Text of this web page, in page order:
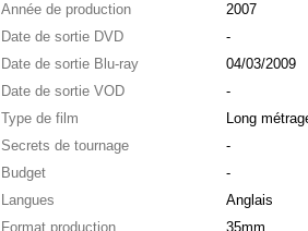
Année de production
2007
Date de sortie DVD
-
Date de sortie Blu-ray
04/03/2009
Date de sortie VOD
-
Type de film
Long
Secrets de tournage
-
Budget
-
Langues
Anglais
Format production
35mm